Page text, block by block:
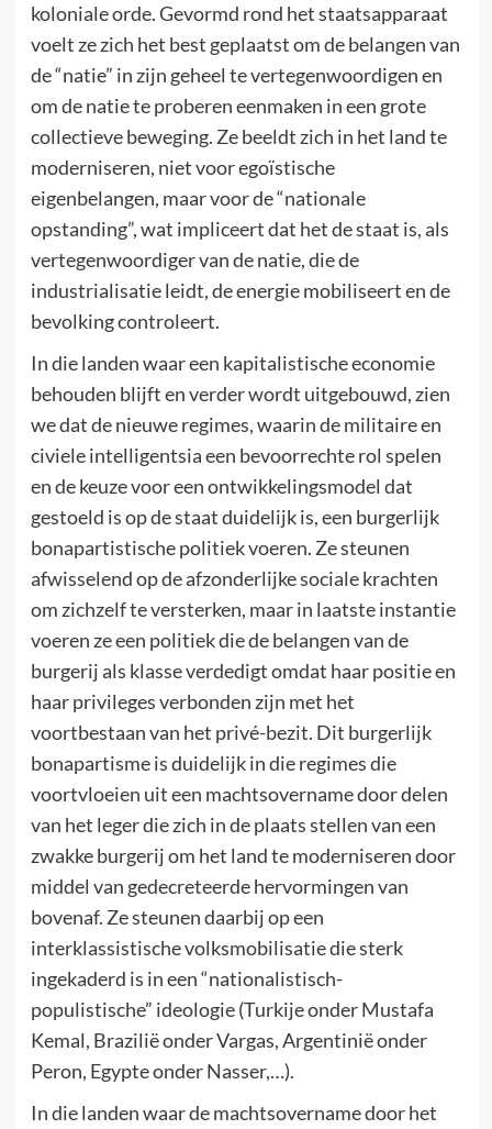
koloniale orde. Gevormd rond het staatsapparaat
voelt ze zich het best geplaatst om de belangen van
de “natie” in zijn geheel te vertegenwoordigen en
om de natie te proberen eenmaken in een grote
collectieve beweging. Ze beeldt zich in het land te
moderniseren, niet voor egoïstische
eigenbelangen, maar voor de “nationale
opstanding”, wat impliceert dat het de staat is, als
vertegenwoordiger van de natie, die de
industrialisatie leidt, de energie mobiliseert en de
bevolking controleert.
In die landen waar een kapitalistische economie
behouden blijft en verder wordt uitgebouwd, zien
we dat de nieuwe regimes, waarin de militaire en
civiele intelligentsia een bevoorrechte rol spelen
en de keuze voor een ontwikkelingsmodel dat
gestoeld is op de staat duidelijk is, een burgerlijk
bonapartistische politiek voeren. Ze steunen
afwisselend op de afzonderlijke sociale krachten
om zichzelf te versterken, maar in laatste instantie
voeren ze een politiek die de belangen van de
burgerij als klasse verdedigt omdat haar positie en
haar privileges verbonden zijn met het
voortbestaan van het privé-bezit. Dit burgerlijk
bonapartisme is duidelijk in die regimes die
voortvloeien uit een machtsovername door delen
van het leger die zich in de plaats stellen van een
zwakke burgerij om het land te moderniseren door
middel van gedecreteerde hervormingen van
bovenaf. Ze steunen daarbij op een
interklassistische volksmobilisatie die sterk
ingekaderd is in een “nationalistisch-
populistische” ideologie (Turkije onder Mustafa
Kemal, Brazilië onder Vargas, Argentinië onder
Peron, Egypte onder Nasser,…).
In die landen waar de machtsovername door het